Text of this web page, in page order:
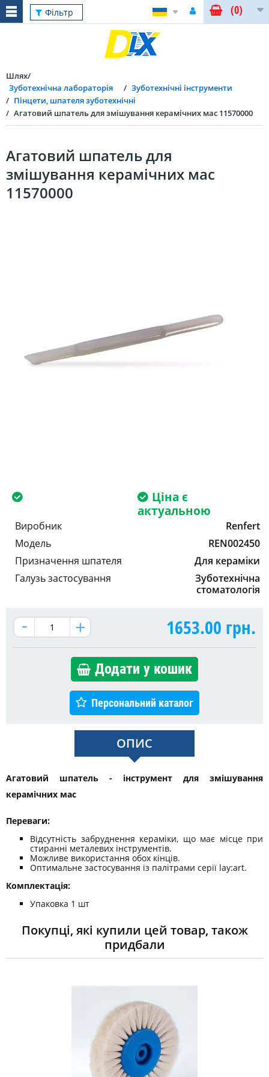
Фільтр (0)
Шлях
Зуботехнічна лабораторія
Зуботехнічні інструменти
Пінцети, шпателя зуботехнічні
Агатовий шпатель для змішування керамічних мас 11570000
Агатовий шпатель для
змішування керамічних мас
11570000
Ціна є
актуальною
Виробник
Renfert
Модель
REN002450
Призначення шпателя
Для кераміки
Галузь застосування
Зуботехнічна
стоматологія
1653.00 грн.
Додати у кошик
Персональний каталог
ОПИС
Aгатовий шпатель - інструмент для змішування
керамічних мас
Переваги:
Відсутність забруднення кераміки, що має місце при
стиранні металевих інструментів.
Можливе використання обох кінців.
Оптимальне застосування із палітрами серії lay:art.
Комплектація:
Упаковка 1 шт
Покупці, які купили цей товар, також
придбали